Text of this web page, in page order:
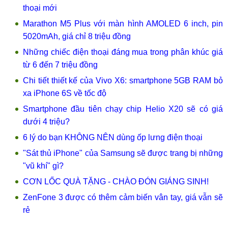
thoại mới
Marathon M5 Plus với màn hình AMOLED 6 inch, pin
5020mAh, giá chỉ 8 triệu đồng
Những chiếc điện thoại đáng mua trong phân khúc giá
từ 6 đến 7 triệu đồng
Chi tiết thiết kế của Vivo X6: smartphone 5GB RAM bỏ
xa iPhone 6S về tốc độ
Smartphone đầu tiên chạy chip Helio X20 sẽ có giá
dưới 4 triệu?
6 lý do bạn KHÔNG NÊN dùng ốp lưng điện thoại
"Sát thủ iPhone" của Samsung sẽ được trang bị những
"vũ khí" gì?
CƠN LỐC QUÀ TẶNG - CHÀO ĐÓN GIÁNG SINH!
ZenFone 3 được có thêm cảm biến vân tay, giá vẫn sẽ
rẻ